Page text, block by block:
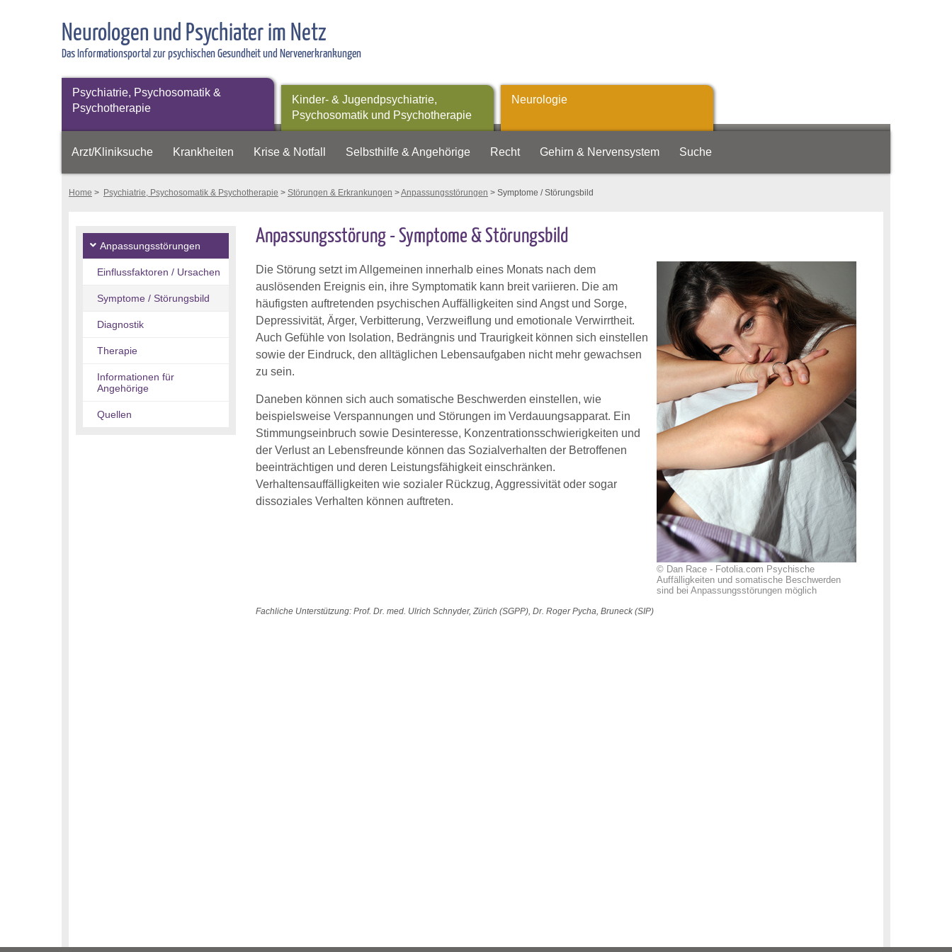
Neurologen und Psychiater im Netz
Das Informationsportal zur psychischen Gesundheit und Nervenerkrankungen
Psychiatrie, Psychosomatik &
Psychotherapie
Kinder- & Jugendpsychiatrie,
Psychosomatik und Psychotherapie
Neurologie
Arzt/Kliniksuche Krankheiten Krise & Notfall Selbsthilfe & Angehörige Recht Gehirn & Nervensystem Suche
Home > Psychiatrie, Psychosomatik & Psychotherapie > Störungen & Erkrankungen >Anpassungsstörungen > Symptome / Störungsbild
Anpassungsstörungen
Einflussfaktoren / Ursachen
Symptome / Störungsbild
Diagnostik
Therapie
Informationen für
Angehörige
Quellen
Anpassungsstörung - Symptome & Störungsbild
© Dan Race - Fotolia.com Psychische
Auffälligkeiten und somatische Beschwerden
sind bei Anpassungsstörungen möglich
Die Störung setzt im Allgemeinen innerhalb eines Monats nach dem
auslösenden Ereignis ein, ihre Symptomatik kann breit variieren. Die am
häufigsten auftretenden psychischen Auffälligkeiten sind Angst und Sorge,
Depressivität, Ärger, Verbitterung, Verzweiflung und emotionale Verwirrtheit.
Auch Gefühle von Isolation, Bedrängnis und Traurigkeit können sich einstellen
sowie der Eindruck, den alltäglichen Lebensaufgaben nicht mehr gewachsen
zu sein.
Daneben können sich auch somatische Beschwerden einstellen, wie
beispielsweise Verspannungen und Störungen im Verdauungsapparat. Ein
Stimmungseinbruch sowie Desinteresse, Konzentrationsschwierigkeiten und
der Verlust an Lebensfreunde können das Sozialverhalten der Betroffenen
beeinträchtigen und deren Leistungsfähigkeit einschränken.
Verhaltensauffälligkeiten wie sozialer Rückzug, Aggressivität oder sogar
dissoziales Verhalten können auftreten.
Fachliche Unterstützung: Prof. Dr. med. Ulrich Schnyder, Zürich (SGPP), Dr. Roger Pycha, Bruneck (SIP)